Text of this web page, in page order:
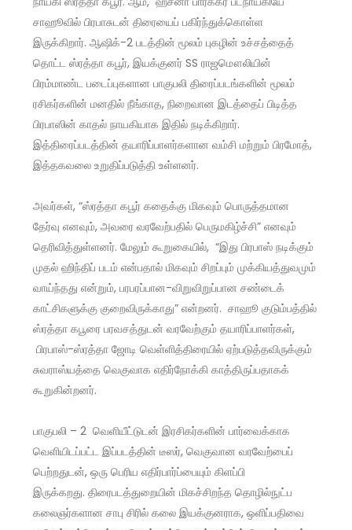
சாஹூவில் பிரபாசுடன் திரையைப் பகிர்ந்துக்கொள்ள
இருக்கிறார். ஆஷிக்-2 படத்தின் மூலம் புகழின் உச்சத்தைத்
தொட்ட ஸ்ரத்தா கபூர், இயக்குனர் SS ராஜமௌலியின்
பிரம்மாண்ட படைப்புகளான பாகுபலி திரைப்படங்களின் மூலம்
ரசிகர்களின் மனதில் நீங்காத, நிறைவான இடத்தைப் பிடித்த
பிரபாஸின் காதல் நாயகியாக இதில் நடிக்கிறார்.
இத்திரைப்படத்தின் தயாரிப்பாளர்களான வம்சி மற்றும் பிரமோத்,
இத்தகவலை உறுதிப்படுத்தி உள்ளனர்.
அவர்கள், “ஸ்ரத்தா கபூர் கதைக்கு மிகவும் பொருத்தமான
தேர்வு எனவும், அவரை வரவேற்பதில் பெருமகிழ்ச்சி” எனவும்
தெரிவித்துள்ளனர். மேலும் கூறுகையில், “இது பிரபாஸ் நடிக்கும்
முதல் ஹிந்திப் படம் என்பதால் மிகவும் சிறப்பும் முக்கியத்துவமும்
வாய்ந்தது என்றும், பரபரப்பான-விறுவிறுப்பான சண்டைக்
காட்சிகளுக்கு குறைவிருக்காது” என்றனர். சாஹூ குடும்பத்தில்
ஸ்ரத்தா கபூரை பரவசத்துடன் வரவேற்கும் தயாரிப்பாளர்கள்,
பிரபாஸ்-ஸ்ரத்தா ஜோடி வெள்ளித்திரையில் ஏற்படுத்தவிருக்கும்
சுவராஸ்யத்தை வெகுவாக எதிர்நோக்கி காத்திருப்பதாகக்
கூறுகின்றனர்.
பாகுபலி – 2 வெளியீட்டுடன் இரசிகர்களின் பார்வைக்காக
வெளியிடப்பட்ட இப்படத்தின் டீஸர், வெகுவான வரவேற்பைப்
பெற்றதுடன், ஒரு பெரிய எதிர்பார்ப்பையும் கிளப்பி
இருக்கறது. திரைபடத்துறையின் மிகச்சிறந்த தொழில்நுட்ப
கலைஞர்களான சாபு சிரில் கலை இயக்குனராக, ஒளிப்பதிவை